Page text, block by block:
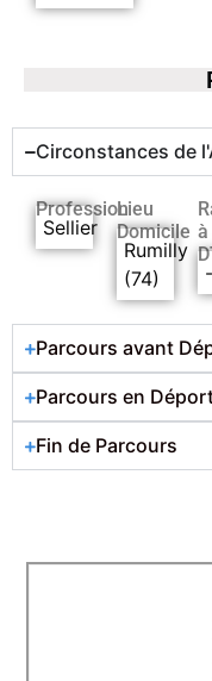
Circonstances de
Profession
Sellier
Lieu
Domicile
Rumilly
(74)
à
-
Parcours avant
Parcours en
Fin de Parcours